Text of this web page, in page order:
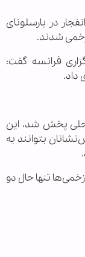
در بارسلونای
فرانسه گفت:
داد.
پخش شد، این
بتوانند به
تنها حال دو